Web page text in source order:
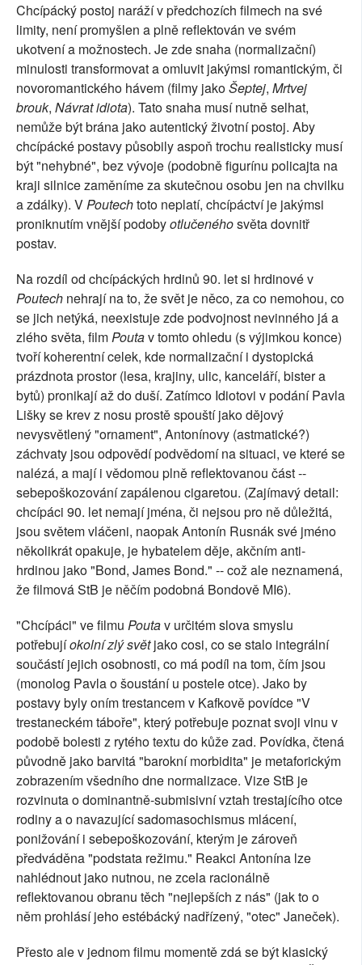
Chcípácký postoj naráží v předchozích filmech na své
limity, není promyšlen a plně reflektován ve svém
ukotvení a možnostech. Je zde snaha (normalizační)
minulosti transformovat a omluvit jakýmsi romantickým, či
novoromantického hávem (filmy jakoŠeptej, Mrtvej
brouk, Návrat idiota). Tato snaha musí nutně selhat,
nemůže být brána jako autentický životní postoj. Aby
chcípácké postavy působily aspoň trochu realisticky musí
být "nehybné", bez vývoje (podobně figurínu policajta na
kraji silnice zaměníme za skutečnou osobu jen na chvilku
a zdálky). VPoutechtoto neplatí, chcípáctví je jakýmsi
proniknutím vnější podobyotlučenéhosvěta dovnitř
postav.
Na rozdíl od chcípáckých hrdinů 90. let si hrdinové v
Poutech nehrají na to, že svět je něco, za co nemohou, co
se jich netýká, neexistuje zde podvojnost nevinného já a
zlého světa, filmPoutav tomto ohledu (s výjimkou konce)
tvoří koherentní celek, kde normalizační i dystopická
prázdnota prostor (lesa, krajiny, ulic, kanceláří, bister a
bytů) pronikají až do duší. Zatímco Idiotovi v podání Pavla
Lišky se krev z nosu prostě spouští jako dějový
nevysvětlený "ornament", Antonínovy (astmatické?)
záchvaty jsou odpovědí podvědomí na situaci, ve které se
nalézá, a mají i vědomou plně reflektovanou část --
sebepoškozování zapálenou cigaretou. (Zajímavý detail:
chcípáci 90. let nemají jména, či nejsou pro ně důležitá,
jsou světem vláčeni, naopak Antonín Rusnák své jméno
několikrát opakuje, je hybatelem děje, akčním anti-
hrdinou jako "Bond, James Bond." -- což ale neznamená,
že filmová StB je něčím podobná Bondově MI6).
"Chcípáci" ve filmu Poutav určitém slova smyslu
potřebujíokolní zlý světjako cosi, co se stalo integrální
součástí jejich osobnosti, co má podíl na tom, čím jsou
(monolog Pavla o šoustání u postele otce). Jako by
postavy byly oním trestancem v Kafkově povídce "V
trestaneckém táboře", který potřebuje poznat svoji vinu v
podobě bolesti z rytého textu do kůže zad. Povídka, čtená
původně jako barvitá "barokní morbidita" je metaforickým
zobrazením všedního dne normalizace. Vize StB je
rozvinuta o dominantně-submisivní vztah trestajícího otce
rodiny a o navazující sadomasochismus mlácení,
ponižování i sebepoškozování, kterým je zároveň
předváděna "podstata režimu." Reakci Antonína lze
nahlédnout jako nutnou, ne zcela racionálně
reflektovanou obranu těch "nejlepších z nás" (jak to o
něm prohlásí jeho estébácký nadřízený, "otec" Janeček).
Přesto ale v jednom filmu momentě zdá se být klasický